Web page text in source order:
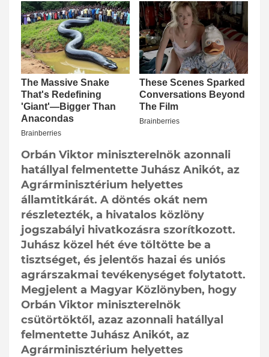
Orbán Viktor miniszterelnök azonnali
hatállyal felmentette Juhász Anikót, az
Agrárminisztérium helyettes
államtitkárát. A döntés okát nem
részletezték, a hivatalos közlöny
jogszabályi hivatkozásra szorítkozott.
Juhász közel hét éve töltötte be a
tisztséget, és jelentős hazai és uniós
agrárszakmai tevékenységet folytatott.
Megjelent a Magyar Közlönyben, hogy
Orbán Viktor miniszterelnök
csütörtöktől, azaz azonnali hatállyal
felmentette Juhász Anikót, az
Agrárminisztérium helyettes